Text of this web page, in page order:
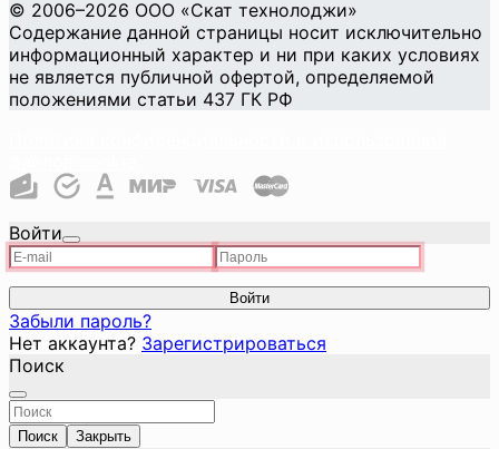
© 2006–2026 ООО «Скат технолоджи»
Содержание данной страницы носит исключительно
информационный характер и ни при каких условиях
не является публичной офертой, определяемой
положениями статьи 437 ГК РФ
Войти
Войти
Забыли пароль?
Нет аккаунта? Зарегистрироваться
Поиск
Поиск Закрыть